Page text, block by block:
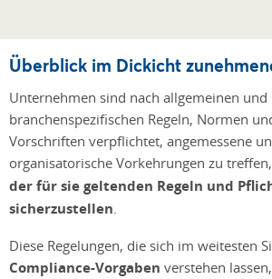
Überblick im Dickicht
Unternehmen sind nach allgemeinen und
branchenspezifischen Regeln, Normen
Vorschriften verpflichtet, angemessene
organisatorische Vorkehrungen zu
der für sie geltenden Regeln und
sicherzustellen.
Diese Regelungen, die sich im weitesten
Compliance-Vorgaben verstehen